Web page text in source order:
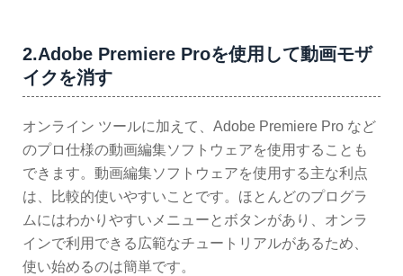
2.Adobe Premiere Proを使用して動画モザ
イクを消す
オンライン ツールに加えて、Adobe Premiere Pro など
のプロ仕様の動画編集ソフトウェアを使用することも
できます。動画編集ソフトウェアを使用する主な利点
は、比較的使いやすいことです。ほとんどのプログラ
ムにはわかりやすいメニューとボタンがあり、オンラ
インで利用できる広範なチュートリアルがあるため、
使い始めるのは簡単です。